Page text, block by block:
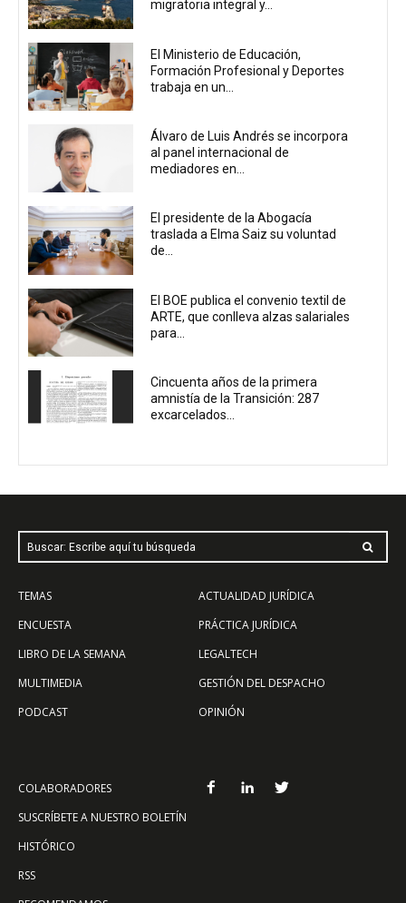
migratoria integral y...
El Ministerio de Educación,
Formación Profesional y Deportes
trabaja en un...
Álvaro de Luis Andrés se incorpora
al panel internacional de
mediadores en...
El presidente de la Abogacía
traslada a Elma Saiz su voluntad
de...
El BOE publica el convenio textil de
ARTE, que conlleva alzas salariales
para...
Cincuenta años de la primera
amnistía de la Transición: 287
excarcelados...
Buscar: Escribe aquí tu búsqueda
TEMAS
ENCUESTA
LIBRO DE LA SEMANA
MULTIMEDIA
PODCAST
ACTUALIDAD JURÍDICA
PRÁCTICA JURÍDICA
LEGALTECH
GESTIÓN DEL DESPACHO
OPINIÓN
COLABORADORES
SUSCRÍBETE A NUESTRO BOLETÍN
HISTÓRICO
RSS